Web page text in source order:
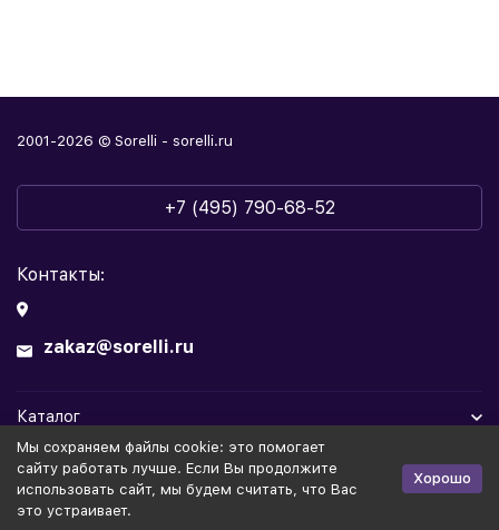
2001-2026 © Sorelli - sorelli.ru
+7 (495) 790-68-52
Контакты:
zakaz@sorelli.ru
Каталог
Информация
Мы cохраняем файлы cookie: это помогает
сайту работать лучше. Если Вы продолжите
использовать сайт, мы будем считать, что Вас
это устраивает.
Хорошо